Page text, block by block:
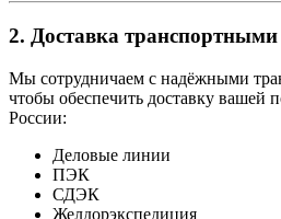
2. Доставка
Мы сотрудничаем с надёжными
чтобы обеспечить доставку вашей
России:
Деловые линии
ПЭК
СДЭК
Желдорэкспедиция